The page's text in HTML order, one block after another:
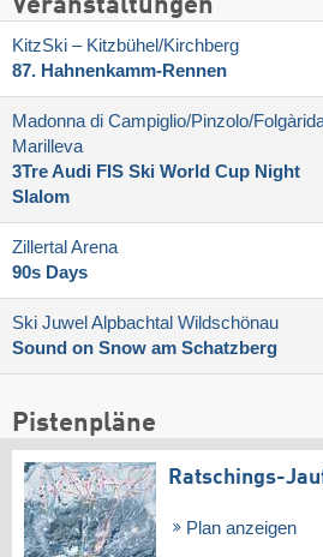
Veranstaltungen
KitzSki – Kitzbühel/​Kirchberg
87. Hahnenkamm-Rennen
Madonna di Campiglio/​Pinzolo/​
Marilleva
3Tre Audi FIS Ski World Cup Night
Slalom
Zillertal Arena
90s Days
Ski Juwel Alpbachtal Wildschönau
Sound on Snow am Schatzberg
Pistenpläne
Ratschings-
Plan anzeigen